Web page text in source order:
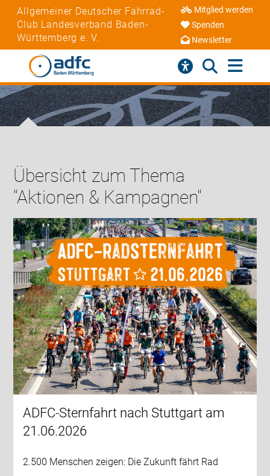
Allgemeiner Deutscher Fahrrad-
Club Landesverband Baden-
Württemberg e. V.
Mitglied werden
Spenden
Newsletter
Übersicht zum Thema
"Aktionen & Kampagnen"
ADFC-Sternfahrt nach Stuttgart am
21.06.2026
2.500 Menschen zeigen: Die Zukunft fährt Rad